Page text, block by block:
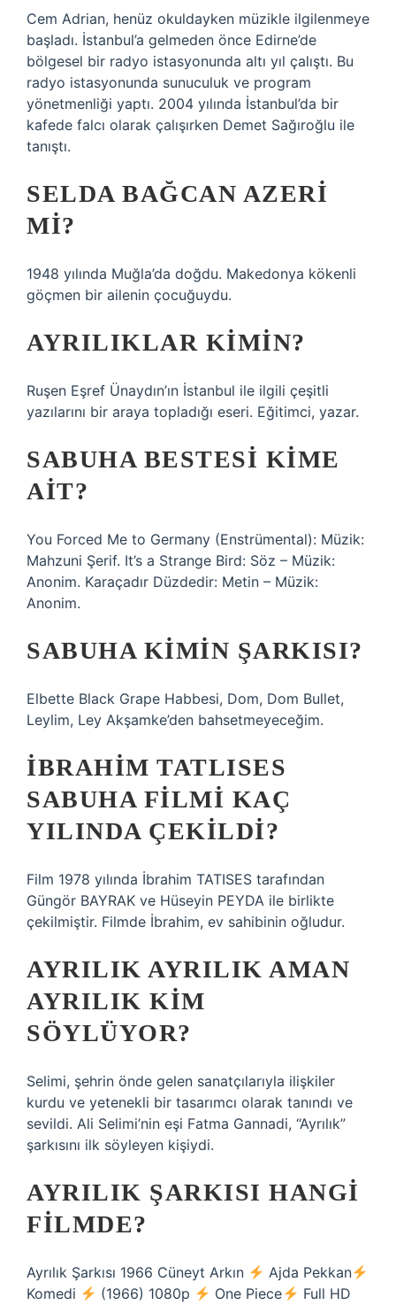
Cem Adrian, henüz okuldayken müzikle ilgilenmeye
başladı. İstanbul’a gelmeden önce Edirne’de
bölgesel bir radyo istasyonunda altı yıl çalıştı. Bu
radyo istasyonunda sunuculuk ve program
yönetmenliği yaptı. 2004 yılında İstanbul’da bir
kafede falcı olarak çalışırken Demet Sağıroğlu ile
tanıştı.
SELDA BAĞCAN AZERI
MI?
1948 yılında Muğla’da doğdu. Makedonya kökenli
göçmen bir ailenin çocuğuydu.
AYRILIKLAR KIMIN?
Ruşen Eşref Ünaydın’ın İstanbul ile ilgili çeşitli
yazılarını bir araya topladığı eseri. Eğitimci, yazar.
SABUHA BESTESI KIME
AIT?
You Forced Me to Germany (Enstrümental): Müzik:
Mahzuni Şerif. It’s a Strange Bird: Söz – Müzik:
Anonim. Karaçadır Düzdedir: Metin – Müzik:
Anonim.
SABUHA KIMIN ŞARKISI?
Elbette Black Grape Habbesi, Dom, Dom Bullet,
Leylim, Ley Akşamke’den bahsetmeyeceğim.
İBRAHIM TATLISES
SABUHA FILMI KAÇ
YILINDA ÇEKILDI?
Film 1978 yılında İbrahim TATISES tarafından
Güngör BAYRAK ve Hüseyin PEYDA ile birlikte
çekilmiştir. Filmde İbrahim, ev sahibinin oğludur.
AYRILIK AYRILIK AMAN
AYRILIK KIM
SÖYLÜYOR?
Selimi, şehrin önde gelen sanatçılarıyla ilişkiler
kurdu ve yetenekli bir tasarımcı olarak tanındı ve
sevildi. Ali Selimi’nin eşi Fatma Gannadi, “Ayrılık”
şarkısını ilk söyleyen kişiydi.
AYRILIK ŞARKISI HANGI
FILMDE?
Ayrılık Şarkısı 1966 Cüneyt Arkın
Ajda Pekkan
Komedi
(1966) 1080p One Piece
Full HD